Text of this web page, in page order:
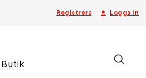
Registrera Logga in
Butik